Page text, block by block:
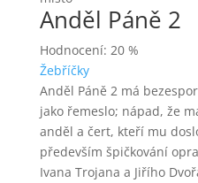
Anděl Páně 2
Hodnocení: 20 %
Žebříčky
Anděl Páně 2 má
jako řemeslo; nápad, že
anděl a čert, kteří mu
především špičkování
Ivana Trojana a Jiřího